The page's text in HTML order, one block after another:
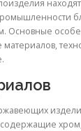
Основные